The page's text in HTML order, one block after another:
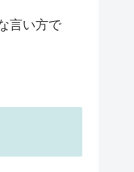
言い方で